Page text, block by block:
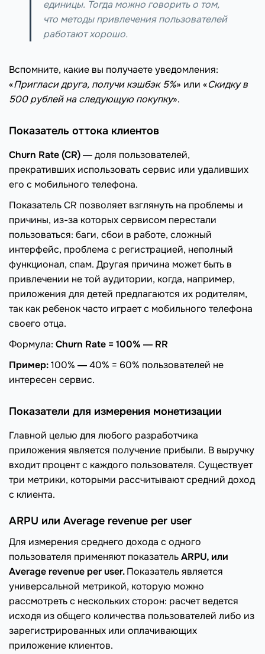
единицы. Тогда можно говорить о том,
что методы привлечения пользователей
работают хорошо.
Вспомните, какие вы получаете уведомления:
«Пригласи друга, получи кэшбэк 5%» или «Скидку в
500 рублей на следующую покупку».
Показатель оттока клиентов
Churn Rate (CR)― доля пользователей,
прекративших использовать сервис или удаливших
его с мобильного телефона.
Показатель CR позволяет взглянуть на проблемы и
причины, из-за которых сервисом перестали
пользоваться: баги, сбои в работе, сложный
интерфейс, проблема с регистрацией, неполный
функционал, спам. Другая причина может быть в
привлечении не той аудитории, когда, например,
приложения для детей предлагаются их родителям,
так как ребенок часто играет с мобильного телефона
своего отца.
Формула: Churn Rate = 100% ― RR
Пример:100% ―40% = 60% пользователей не
интересен сервис.
Показатели для измерения монетизации
Главной целью для любого разработчика
приложения является получение прибыли. В выручку
входит процент с каждого пользователя. Существует
три метрики, которыми рассчитывают средний доход
с клиента.
ARPU или Average revenue per user
Для измерения среднего дохода с одного
пользователя применяют показательARPU, или
Average revenue per user.Показатель является
универсальной метрикой, которую можно
рассмотреть с нескольких сторон: расчет ведется
исходя из общего количества пользователей либо из
зарегистрированных или оплачивающих
приложение клиентов.